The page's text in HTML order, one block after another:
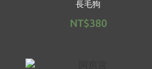
長毛狗
NT$380